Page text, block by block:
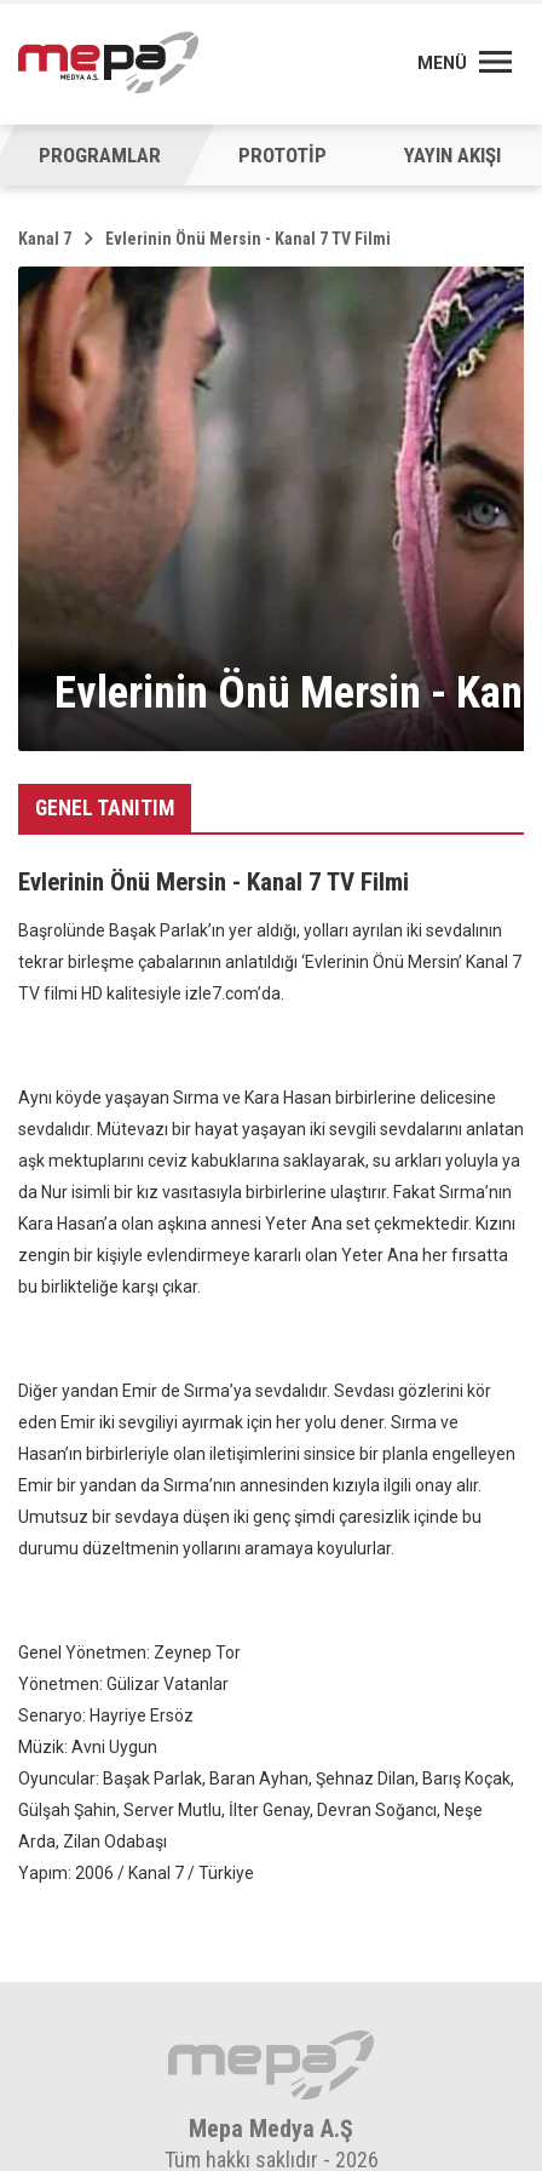
MENÜ
PROGRAMLAR PROTOTİP YAYIN AKIŞI
Kanal 7 Evlerinin Önü Mersin - Kanal 7 TV Filmi
Evlerinin Önü Mersin -
GENEL TANITIM
Evlerinin Önü Mersin - Kanal 7 TV Filmi
Başrolünde Başak Parlak’ın yer aldığı, yolları ayrılan iki sevdalının
tekrar birleşme çabalarının anlatıldığı ‘Evlerinin Önü Mersin’ Kanal 7
TV filmi HD kalitesiyle izle7.com’da.
Aynı köyde yaşayan Sırma ve Kara Hasan birbirlerine delicesine
sevdalıdır. Mütevazı bir hayat yaşayan iki sevgili sevdalarını anlatan
aşk mektuplarını ceviz kabuklarına saklayarak, su arkları yoluyla ya
da Nur isimli bir kız vasıtasıyla birbirlerine ulaştırır. Fakat Sırma’nın
Kara Hasan’a olan aşkına annesi Yeter Ana set çekmektedir. Kızını
zengin bir kişiyle evlendirmeye kararlı olan Yeter Ana her fırsatta
bu birlikteliğe karşı çıkar.
Diğer yandan Emir de Sırma’ya sevdalıdır. Sevdası gözlerini kör
eden Emir iki sevgiliyi ayırmak için her yolu dener. Sırma ve
Hasan’ın birbirleriyle olan iletişimlerini sinsice bir planla engelleyen
Emir bir yandan da Sırma’nın annesinden kızıyla ilgili onay alır.
Umutsuz bir sevdaya düşen iki genç şimdi çaresizlik içinde bu
durumu düzeltmenin yollarını aramaya koyulurlar.
Genel Yönetmen: Zeynep Tor
Yönetmen: Gülizar Vatanlar
Senaryo: Hayriye Ersöz
Müzik: Avni Uygun
Oyuncular: Başak Parlak, Baran Ayhan, Şehnaz Dilan, Barış Koçak,
Gülşah Şahin, Server Mutlu, İlter Genay, Devran Soğancı, Neşe
Arda, Zilan Odabaşı
Yapım: 2006 / Kanal 7 / Türkiye
Mepa Medya A.Ş
Tüm hakkı saklıdır - 2026